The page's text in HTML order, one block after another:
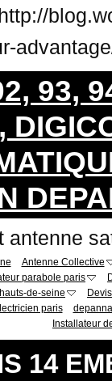
93,
TNT
Antenne Collective
parabole paris
de-seine
paris
Installateur
14